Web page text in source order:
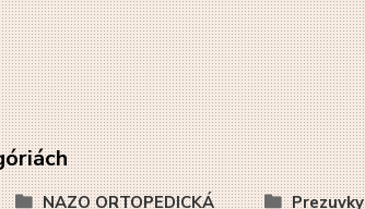
NAZO ORTOPEDICKÁ
Prezuvky